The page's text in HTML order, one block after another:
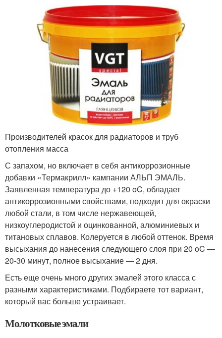
Производителей красок для радиаторов и труб
отопления масса
С запахом, но включает в себя антикоррозионные
добавки «Термакрилл» кампании АЛЬП ЭМАЛЬ.
Заявленная температура до +120 oC, обладает
антикоррозионными свойствами, подходит для окраски
любой стали, в том числе нержавеющей,
низкоуглеродистой и оцинкованной, алюминиевых и
титановых сплавов. Колеруется в любой оттенок. Время
высыхания до нанесения следующего слоя при 20 oC —
20-30 минут, полное высыхание — 2 дня.
Есть еще очень много других эмалей этого класса с
разными характеристиками. Подбираете тот вариант,
который вас больше устраивает.
Молотковые эмали